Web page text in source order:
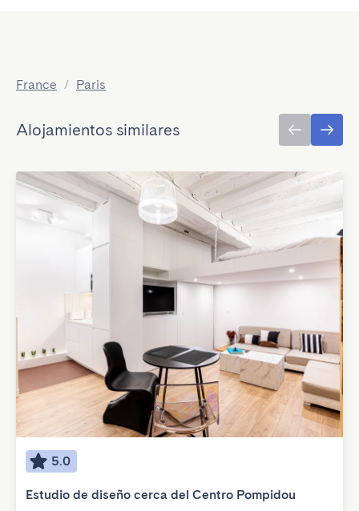
France / Paris
Alojamientos similares
5.0
Estudio de diseño cerca del Centro Pompidou